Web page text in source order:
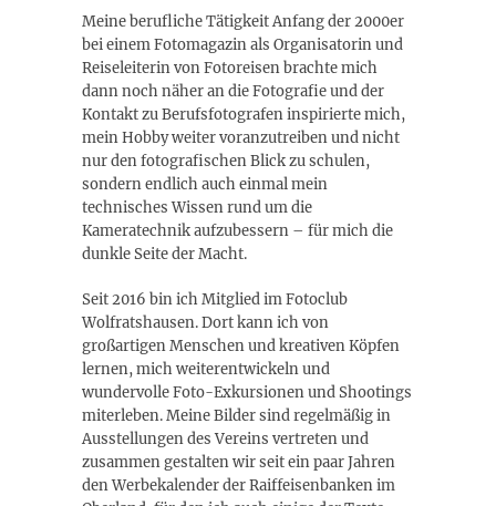
Meine berufliche Tätigkeit Anfang der 2000er
bei einem Fotomagazin als Organisatorin und
Reiseleiterin von Fotoreisen brachte mich
dann noch näher an die Fotografie und der
Kontakt zu Berufsfotografen inspirierte mich,
mein Hobby weiter voranzutreiben und nicht
nur den fotografischen Blick zu schulen,
sondern endlich auch einmal mein
technisches Wissen rund um die
Kameratechnik aufzubessern – für mich die
dunkle Seite der Macht.
Seit 2016 bin ich Mitglied im Fotoclub
Wolfratshausen. Dort kann ich von
großartigen Menschen und kreativen Köpfen
lernen, mich weiterentwickeln und
wundervolle Foto-Exkursionen und Shootings
miterleben. Meine Bilder sind regelmäßig in
Ausstellungen des Vereins vertreten und
zusammen gestalten wir seit ein paar Jahren
den Werbekalender der Raiffeisenbanken im